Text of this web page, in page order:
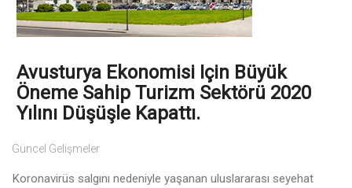
Avusturya Ekonomisi Için Büyük
Öneme Sahip Turizm Sektörü 2020
Yılını Düşüşle Kapattı.
Güncel Gelişmeler
Koronavirüs salgını nedeniyle yaşanan uluslararası seyehat